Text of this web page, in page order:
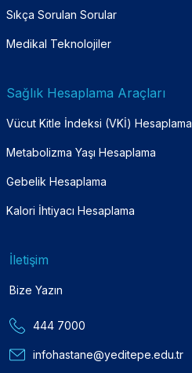
Sıkça Sorulan Sorular
Medikal Teknolojiler
Sağlık Hesaplama Araçları
Vücut Kitle İndeksi (VKİ) Hesaplama
Metabolizma Yaşı Hesaplama
Gebelik Hesaplama
Kalori İhtiyacı Hesaplama
İletişim
Bize Yazın
444 7000
infohastane@yeditepe.edu.tr